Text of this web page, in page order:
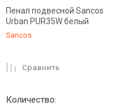
Пенал подвесной Sancos
Urban PUR35W белый
Sancos
Количество:
Сравнить